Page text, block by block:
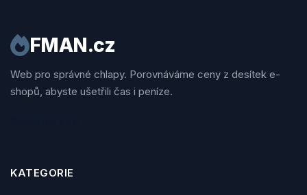
FMAN.cz
Web pro správné chlapy. Porovnáváme ceny z desítek e-
shopů, abyste ušetřili čas i peníze.
KATEGORIE